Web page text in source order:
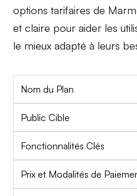
options tarifaires de
et claire pour aider les
le mieux adapté à leurs
Nom du Plan
Public Cible
Fonctionnalités Clés
Prix et Modalités de